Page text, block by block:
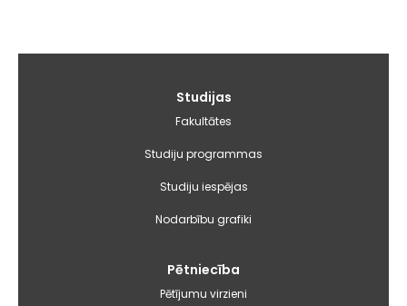
Studijas
Fakultātes
Studiju programmas
Studiju iespējas
Nodarbību grafiki
Pētniecība
Pētījumu virzieni